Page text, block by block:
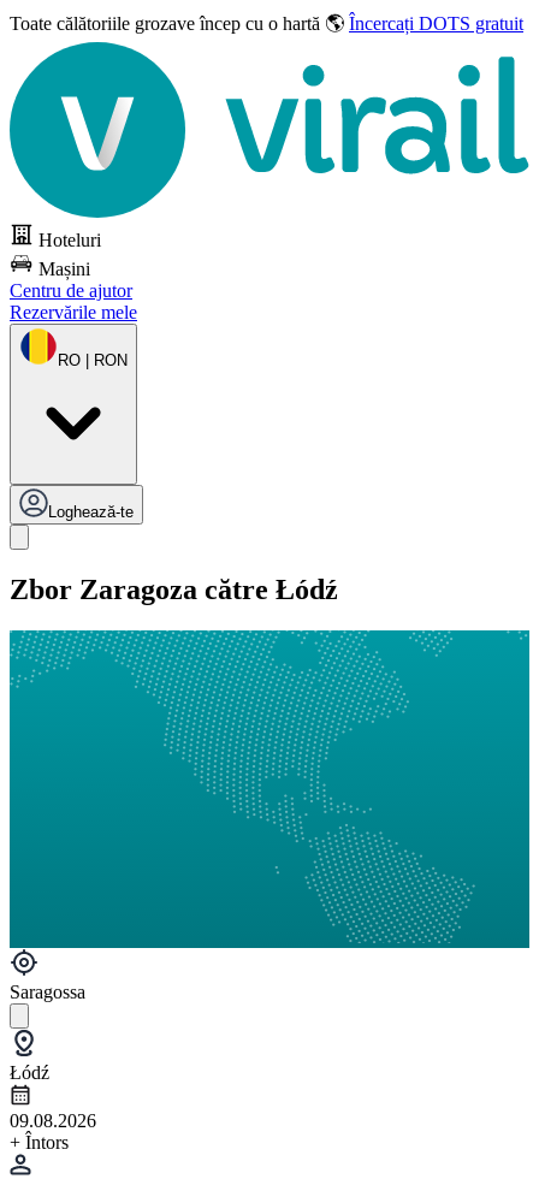
Toate călătoriile grozaveîncep cu o hartă 🌎 Încercați DOTS gratuit
Hoteluri
Mașini
Centru de ajutor
Rezervările mele
RO | RON
Loghează-te
Zbor Zaragoza către Łódź
Saragossa
Łódź
09.08.2026
+ Întors